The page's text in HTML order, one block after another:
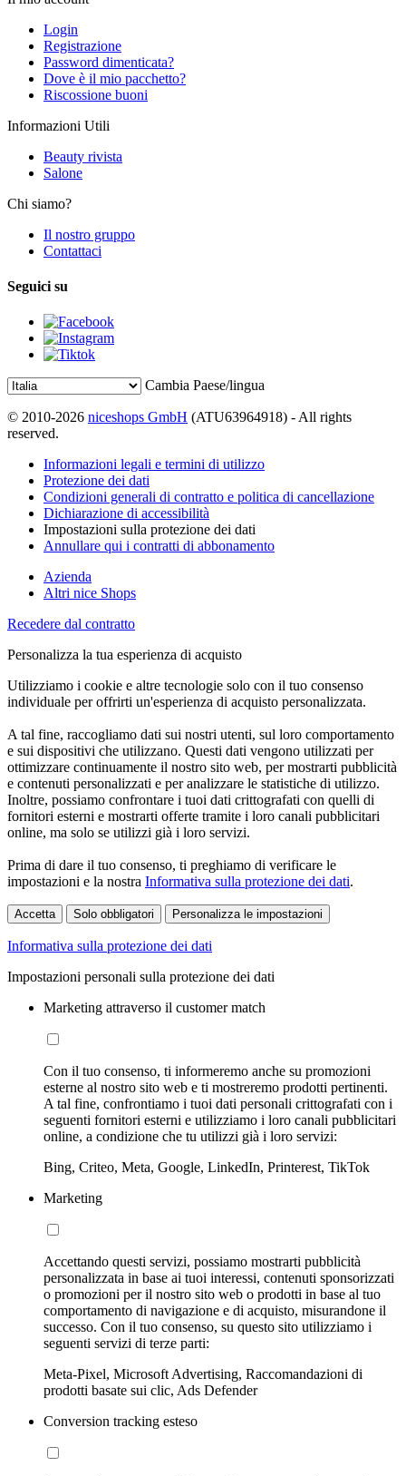
Login
Registrazione
Password dimenticata?
Dove è il mio pacchetto?
Riscossione buoni
Informazioni Utili
Beauty rivista
Salone
Chi siamo?
Il nostro gruppo
Contattaci
Seguici su
Cambia Paese/lingua
© 2010-2026 niceshops GmbH (ATU63964918) - All rights
reserved.
Informazioni legali e termini di utilizzo
Protezione dei dati
Condizioni generali di contratto e politica di cancellazione
Dichiarazione di accessibilità
Impostazioni sulla protezione dei dati
Annullare qui i contratti di abbonamento
Azienda
Altri nice Shops
Recedere dal contratto
Personalizza la tua esperienza di acquisto
Utilizziamo i cookie e altre tecnologie solo con il tuo consenso
individuale per offrirti un'esperienza di acquisto personalizzata.
A tal fine, raccogliamo dati sui nostri utenti, sul loro comportamento
e sui dispositivi che utilizzano. Questi dati vengono utilizzati per
ottimizzare continuamente il nostro sito web, per mostrarti pubblicità
e contenuti personalizzati e per analizzare le statistiche di utilizzo.
Inoltre, possiamo confrontare i tuoi dati crittografati con quelli di
fornitori esterni e mostrarti offerte tramite i loro canali pubblicitari
online, ma solo se utilizzi già i loro servizi.
Prima di dare il tuo consenso, ti preghiamo di verificare le
impostazioni e la nostra Informativa sulla protezione dei dati.
Accetta Solo obbligatori Personalizza le impostazioni
Informativa sulla protezione dei dati
Impostazioni personali sulla protezione dei dati
Marketing attraverso il customer match
Con il tuo consenso, ti informeremo anche su promozioni
esterne al nostro sito web e ti mostreremo prodotti pertinenti.
A tal fine, confrontiamo i tuoi dati personali crittografati con i
seguenti fornitori esterni e utilizziamo i loro canali pubblicitari
online, a condizione che tu utilizzi già i loro servizi:
Bing, Criteo, Meta, Google, LinkedIn, Printerest, TikTok
Marketing
Accettando questi servizi, possiamo mostrarti pubblicità
personalizzata in base ai tuoi interessi, contenuti sponsorizzati
o promozioni per il nostro sito web o prodotti in base al tuo
comportamento di navigazione e di acquisto, misurandone il
successo. Con il tuo consenso, su questo sito utilizziamo i
seguenti servizi di terze parti:
Meta-Pixel, Microsoft Advertising, Raccomandazioni di
prodotti basate sui clic, Ads Defender
Conversion tracking esteso